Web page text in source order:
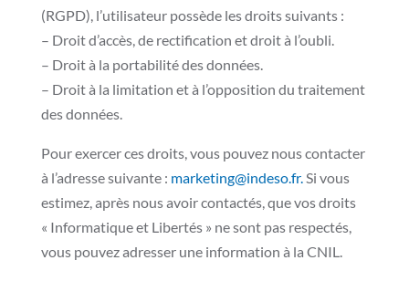
(RGPD), l’utilisateur possède les droits suivants :
– Droit d’accès, de rectification et droit à l’oubli.
– Droit à la portabilité des données.
– Droit à la limitation et à l’opposition du traitement
des données.
Pour exercer ces droits, vous pouvez nous contacter
à l’adresse suivante : marketing@indeso.fr.Si vous
estimez, après nous avoir contactés, que vos droits
« Informatique et Libertés » ne sont pas respectés,
vous pouvez adresser une information à la CNIL.